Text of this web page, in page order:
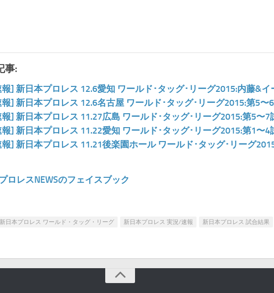
事:
報] 新日本プロレス 12.6愛知 ワールド･タッグ･リーグ2015:内藤&
報] 新日本プロレス 12.6名古屋 ワールド･タッグ･リーグ2015:第5〜
報] 新日本プロレス 11.27広島 ワールド･タッグ･リーグ2015:第5〜7
報] 新日本プロレス 11.22愛知 ワールド･タッグ･リーグ2015:第1〜4
報] 新日本プロレス 11.21後楽園ホール ワールド･タッグ･リーグ
ロレスNEWSのフェイスブック
新日本プロレス ワールド・タッグ・リーグ 新日本プロレス 実況/速報 新日本プロレス 試合結果